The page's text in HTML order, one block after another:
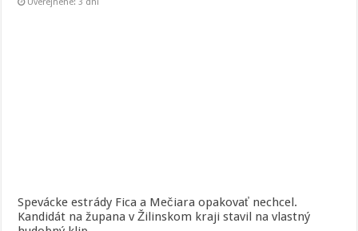
Spevácke estrády Fica a Mečiara opakovať nechcel.
Kandidát na župana v Žilinskom kraji stavil na vlastný